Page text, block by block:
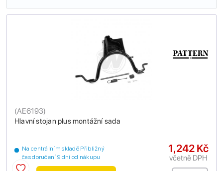
Hlavní stojan plus montážní sada
(AE6193)
Na centrálním skladě Přibližný
čas doručení 9 dní od nákupu
1,242 Kč
včetně DPH